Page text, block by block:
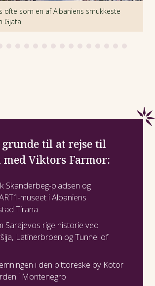
ofte som en af Albaniens smukkeste
Gjata
grunde til at rejse til
med Viktors Farmor:
Skanderbeg-pladsen og
museet i Albaniens
Tirana
Sarajevos rige historie ved
Latinerbroen og Tunnel of
i den pittoreske by Kotor
i Montenegro